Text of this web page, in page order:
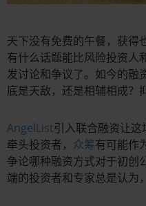
天下没有免费的午餐，获得
有什么话题能比风险投资人
发讨论和争议了。如今的融
底是天敌，还是相辅相成？
AngelList引入联合融资让
牵头投资者， 众筹有可能作
争论哪种融资方式对于初创
端的投资者和专家总是认为